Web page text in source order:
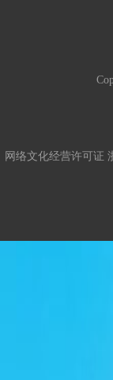
网络文化经营许可证